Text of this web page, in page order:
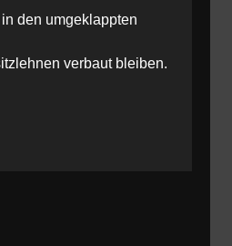
den umgeklappten
verbaut bleiben.